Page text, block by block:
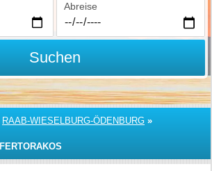
Abreise
Suchen
RAAB-WIESELBURG-ÖDENBURG »
FERTORAKOS